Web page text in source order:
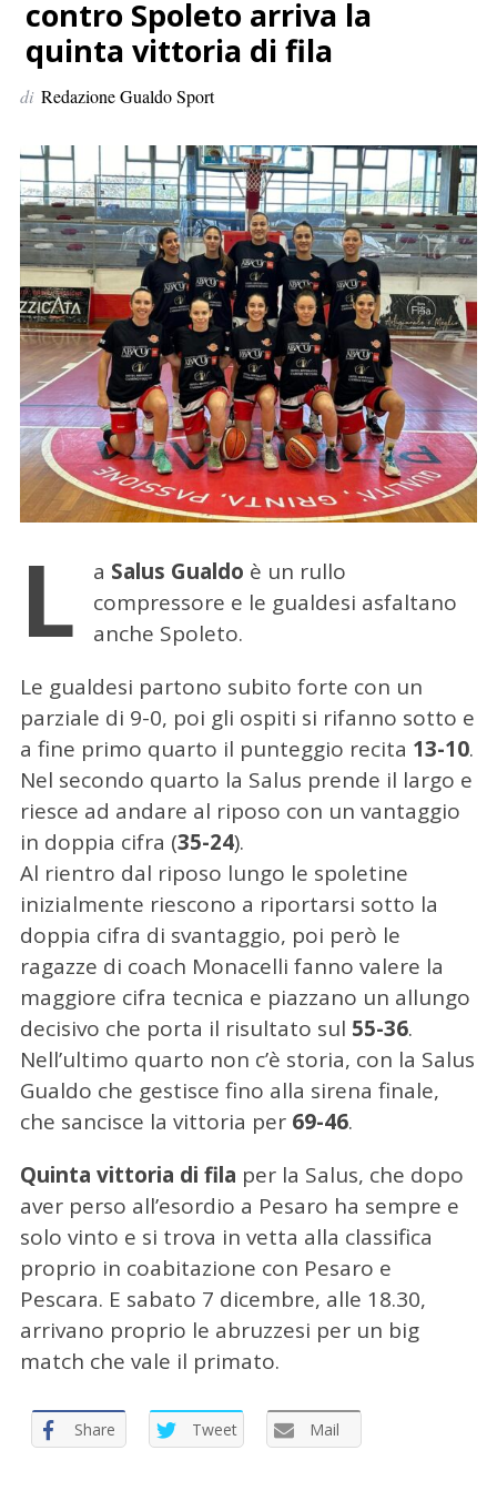
e
r
:
contro Spoleto arriva la
quinta vittoria di fila
di Redazione Gualdo Sport
L a Salus Gualdo è un rullo
compressore e le gualdesi asfaltano
anche Spoleto.
Le gualdesi partono subito forte con un
parziale di 9-0, poi gli ospiti si rifanno sotto e
a fine primo quarto il punteggio recita 13-10.
Nel secondo quarto la Salus prende il largo e
riesce ad andare al riposo con un vantaggio
in doppia cifra (35-24).
Al rientro dal riposo lungo le spoletine
inizialmente riescono a riportarsi sotto la
doppia cifra di svantaggio, poi però le
ragazze di coach Monacelli fanno valere la
maggiore cifra tecnica e piazzano un allungo
decisivo che porta il risultato sul 55-36.
Nell’ultimo quarto non c’è storia, con la Salus
Gualdo che gestisce fino alla sirena finale,
che sancisce la vittoria per 69-46.
Quinta vittoria di fila per la Salus, che dopo
aver perso all’esordio a Pesaro ha sempre e
solo vinto e si trova in vetta alla classifica
proprio in coabitazione con Pesaro e
Pescara. E sabato 7 dicembre, alle 18.30,
arrivano proprio le abruzzesi per un big
match che vale il primato.
Share Tweet Mail